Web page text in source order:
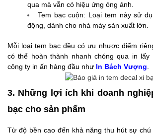
qua mà vẫn có hiệu ứng óng ánh.
Tem bạc cuộn: Loại tem này sử
động, dành cho nhà máy sản xuất lớn.
Mỗi loại tem bạc đều có ưu nhược điểm
có thể hoàn thành nhanh chóng qua in
công ty in ấn hàng đầu như In Bách Vượng
3. Những lợi ích khi doanh
bạc cho sản phẩm
Từ độ bền cao đến khả năng thu hút sự